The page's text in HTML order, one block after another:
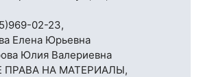
02-23,
Елена Юрьевна
Юлия Валериевна
НА МАТЕРИАЛЫ,